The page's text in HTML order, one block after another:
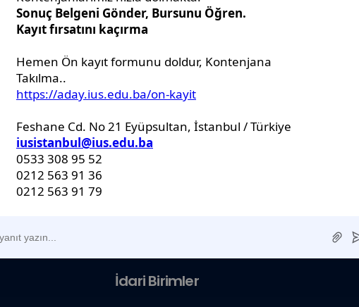
University of Sarajevo
of the Federation of Bosnia and Herzegovina
İdari Birimler